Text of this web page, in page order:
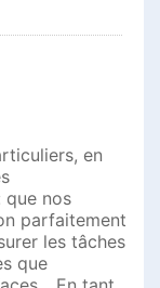
en
nos
parfaitement
les tâches
que